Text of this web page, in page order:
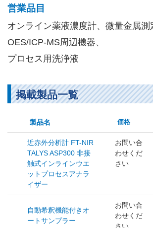
営業品目
オンライン薬液濃度計、微量金属測
OES/ICP-MS周辺機器、
プロセス用洗浄液
掲載製品一覧
製品名 価格
近赤外分析計 FT-NIR
TALYS ASP300 非接
触式インラインウエ
ットプロセスアナラ
イザー
お問い合
わせくだ
さい
自動希釈機能付きオ
ートサンプラー
お問い合
わせくだ
さい